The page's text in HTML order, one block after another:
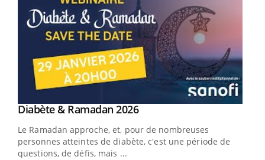
Youtube
Diabète & Ramadan 2026Youtube
Le Ramadan approche, et, pour de nombreuses
personnes atteintes de diabète, c'est une période de
questions, de défis, mais ...
Youtube
Un « jumeau numérique » pour faciliter l’accès
Un établissement lié à un groupe mutualiste innove en
matière de bilan de santé : l'utilisation d'un « jumeau